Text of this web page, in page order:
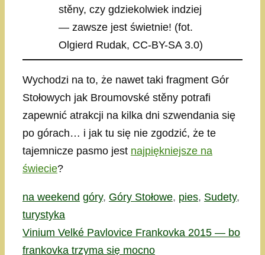
stěny, czy gdziekolwiek indziej
— zawsze jest świetnie! (fot.
Olgierd Rudak, CC-BY-SA 3.0)
Wychodzi na to, że nawet taki fragment Gór
Stołowych jak Broumovské stěny potrafi
zapewnić atrakcji na kilka dni szwendania się
po górach… i jak tu się nie zgodzić, że te
tajemnicze pasmo jest najpiękniejsze na
świecie?
Kategorie
na weekend Tagi
góry, Góry Stołowe, pies, Sudety,
turystyka
Vinium Velké Pavlovice Frankovka 2015 — bo
frankovka trzyma się mocno